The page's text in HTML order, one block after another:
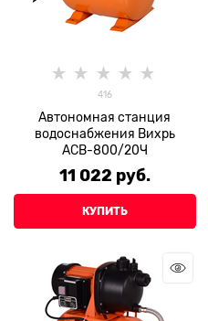
416
Автономная станция
водоснабжения Вихрь
АСВ-800/20Ч
11 022 руб.
КУПИТЬ